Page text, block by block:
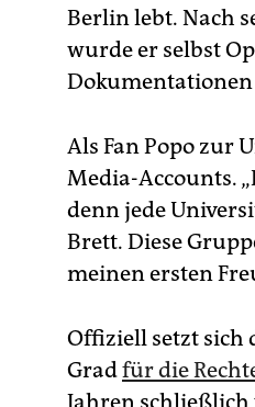
Berlin lebt. Nach
wurde er selbst
Als Fan Popo zur
Media-Accounts.
denn jede
Brett. Diese
meinen ersten
Offiziell setzt sich
Gradfür die
Jahren